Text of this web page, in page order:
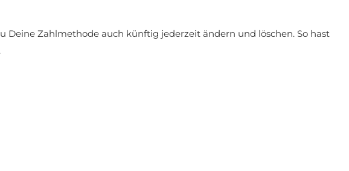
Deine Zahlmethode auch künftig jederzeit ändern und löschen. So hast